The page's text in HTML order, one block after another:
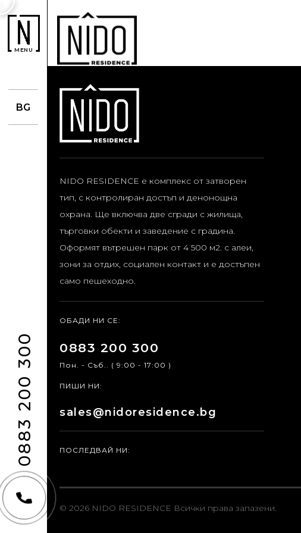
MENU
BG
0883 200 300
NIDO RESIDENCE е комплекс от затворен
тип, с контролиран достъп и денонощна
охрана. Ще включва две сгради с жилища,
търговки обекти и заведение с градина.
Оформят вътрешен парк от 4 500 м2. с алеи,
зони за отдих, социален контакт и е достъпен
само пешеходно.
ОБАДИ НИ СЕ:
0883 200 300
Пон. - Съб.. ( 9:00 - 17:00 )
ПИШИ НИ:
sales@nidoresidence.bg
ПОСЛЕДВАЙ НИ:
© 2026 NIDO RESIDENCE Всички права запазени.